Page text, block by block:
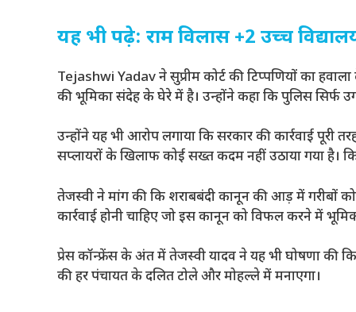
यह भी पढ़े: राम विलास +2 उच्च
Tejashwi Yadav ने सुप्रीम कोर्ट की टिप्पणियों का
की भूमिका संदेह के घेरे में है। उन्होंने कहा कि पुलिस सिर्फ
उन्होंने यह भी आरोप लगाया कि सरकार की कार्रवाई पूरी
सप्लायरों के खिलाफ कोई सख्त कदम नहीं उठाया गया है।
तेजस्वी ने मांग की कि शराबबंदी कानून की आड़ में गरीबों
कार्रवाई होनी चाहिए जो इस कानून को विफल करने में
प्रेस कॉन्फ्रेंस के अंत में तेजस्वी यादव ने यह भी घोषणा की
की हर पंचायत के दलित टोले और मोहल्ले में मनाएगा।